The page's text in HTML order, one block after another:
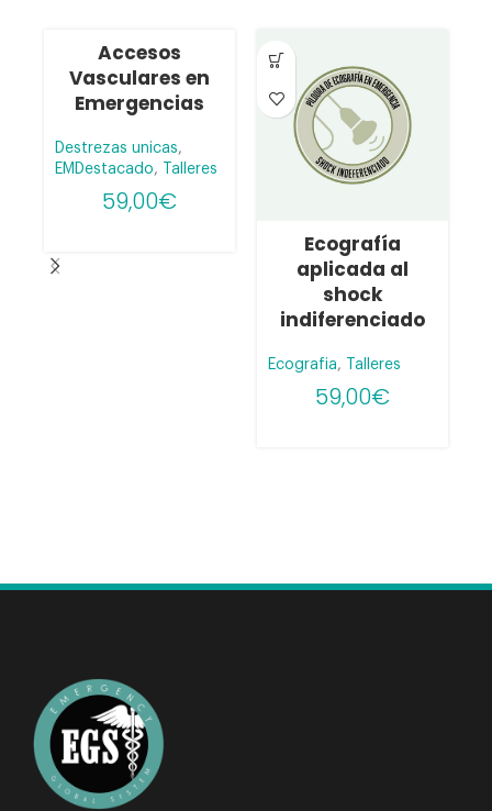
Accesos
Vasculares en
Emergencias
Destrezas unicas,
EMDestacado, Talleres
59,00€
Ecografía
aplicada al
shock
indiferenciado
Ecografia, Talleres
59,00€